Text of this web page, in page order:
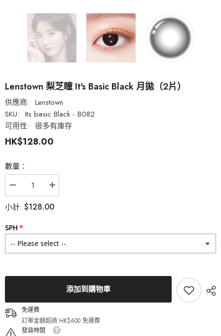
Lenstown 梨芝瞳 It's Basic Black 月拋（2片）
供應商: Lenstown
SKU: Its basic Black - B082
可用性: 很多有庫存
HK$128.00
數量：
Lenstown
芝
瞳
It&#39;s
拋
的
數
增
Lenstown
瞳
It&#39;s
拋
的
量
小計: $128.00
SPH
添加到購物車
免運費
訂單金額超過 HK$600 免運費
發貨時間